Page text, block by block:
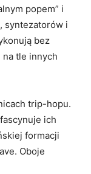
popem” i
syntezatorów i
bez
na tle innych
trip-hopu.
ich
formacji
Oboje